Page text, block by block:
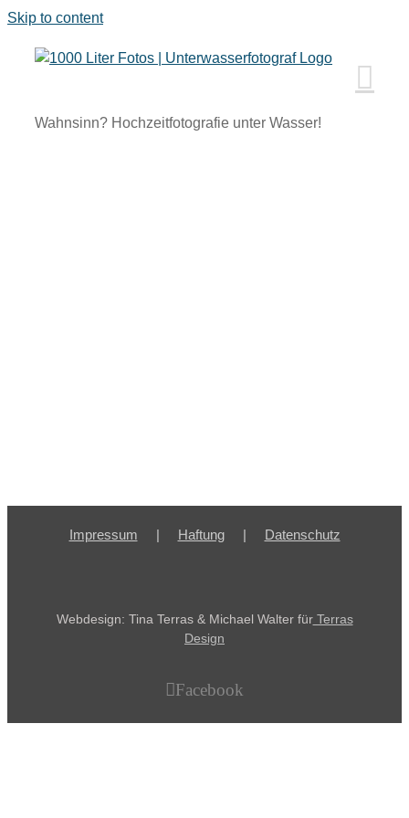
Skip to content
Wahnsinn? Hochzeitfotografie unter Wasser!
Impressum Haftung Datenschutz
Webdesign: Tina Terras & Michael Walter fürTerras
Design
Facebook